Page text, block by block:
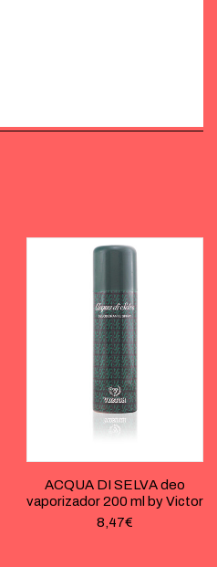
ACQUA DI SELVA deo
vaporizador 200 ml by Victor
8,47€